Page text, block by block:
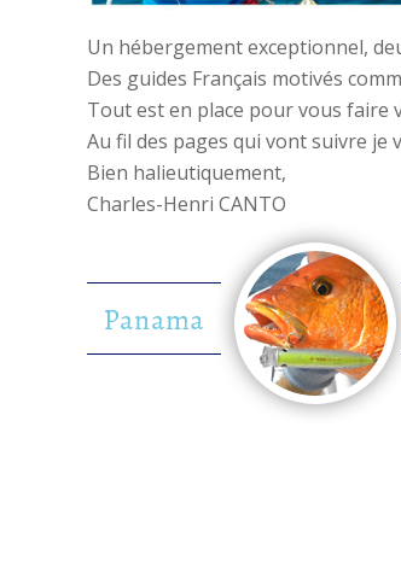
Un hébergement exceptionnel,
Des guides Français motivés
Tout est en place pour vous faire
Au fil des pages qui vont suivre je
Bien halieutiquement,
Charles-Henri CANTO